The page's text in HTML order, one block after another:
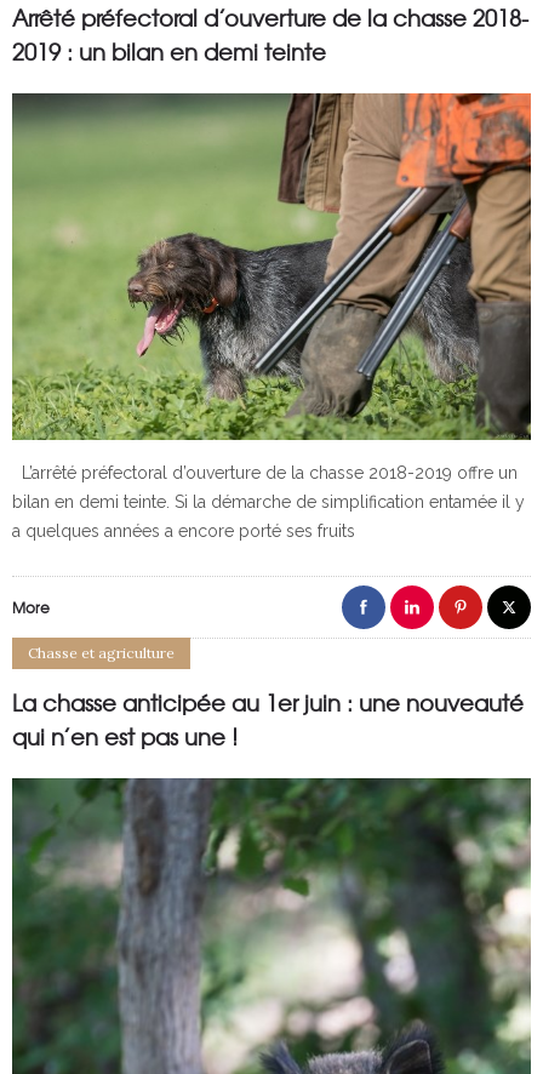
Arrêté préfectoral d’ouverture de la chasse 2018-
2019 : un bilan en demi teinte
L’arrêté préfectoral d’ouverture de la chasse 2018-2019 offre un
bilan en demi teinte. Si la démarche de simplification entamée il y
a quelques années a encore porté ses fruits
More
Chasse et agriculture
La chasse anticipée au 1er juin : une nouveauté
qui n’en est pas une !